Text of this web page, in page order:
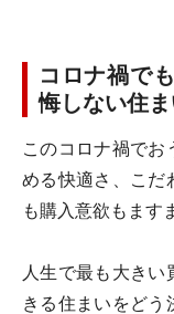
コロナ禍で
悔しない住
このコロナ禍でお
める快適さ、こだ
も購入意欲もます
人生で最も大きい
きる住まいをどう